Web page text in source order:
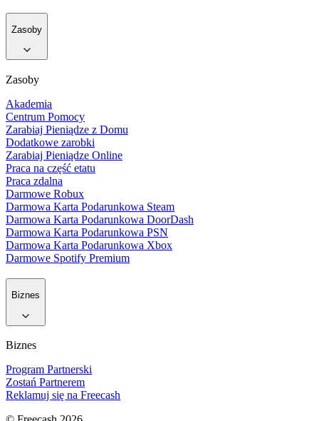
Zasoby
Zasoby
Akademia
Centrum Pomocy
Zarabiaj Pieniądze z Domu
Dodatkowe zarobki
Zarabiaj Pieniądze Online
Praca na część etatu
Praca zdalna
Darmowe Robux
Darmowa Karta Podarunkowa Steam
Darmowa Karta Podarunkowa DoorDash
Darmowa Karta Podarunkowa PSN
Darmowa Karta Podarunkowa Xbox
Darmowe Spotify Premium
Biznes
Biznes
Program Partnerski
Zostań Partnerem
Reklamuj się na Freecash